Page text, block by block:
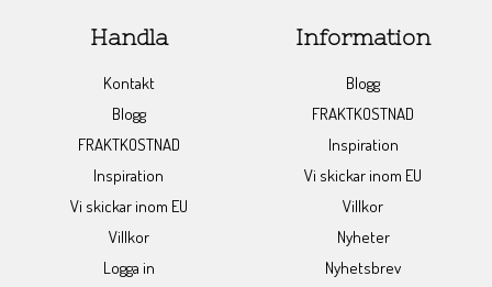
Handla
Kontakt
Blogg
FRAKTKOSTNAD
Inspiration
Vi skickar inom EU
Villkor
Logga in
Information
Blogg
FRAKTKOSTNAD
Inspiration
Vi skickar inom EU
Villkor
Nyheter
Nyhetsbrev